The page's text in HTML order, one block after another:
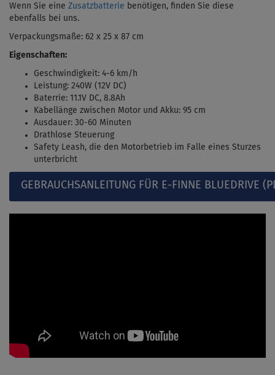
Wenn Sie eine Zusatzbatterie benötigen, finden Sie diese
ebenfalls bei uns.
Verpackungsmaße: 62 x 25 x 87 cm
Eigenschaften:
Geschwindigkeit: 4-6 km/h
Leistung: 240W (12V DC)
Baterrie: 11.1V DC, 8.8Ah
Kabellänge zwischen Motor und Akku: 95 cm
Ausdauer: 30-60 Minuten
Drathlose Steuerung
Safety Leash, die den Motorbetrieb im Falle eines Sturzes
unterbricht
GEBRAUCHSANLEITUNG FÜR E-FINNE BLUEDRIVE